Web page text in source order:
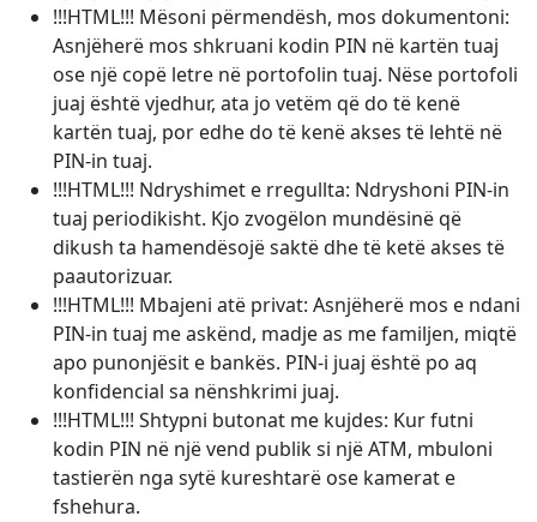
!!!HTML!!! Mësoni përmendësh, mos dokumentoni:
Asnjëherë mos shkruani kodin PIN në kartën tuaj
ose një copë letre në portofolin tuaj. Nëse portofoli
juaj është vjedhur, ata jo vetëm që do të kenë
kartën tuaj, por edhe do të kenë akses të lehtë në
PIN-in tuaj.
!!!HTML!!! Ndryshimet e rregullta: Ndryshoni PIN-in
tuaj periodikisht. Kjo zvogëlon mundësinë që
dikush ta hamendësojë saktë dhe të ketë akses të
paautorizuar.
!!!HTML!!! Mbajeni atë privat: Asnjëherë mos e ndani
PIN-in tuaj me askënd, madje as me familjen, miqtë
apo punonjësit e bankës. PIN-i juaj është po aq
konfidencial sa nënshkrimi juaj.
!!!HTML!!! Shtypni butonat me kujdes: Kur futni
kodin PIN në një vend publik si një ATM, mbuloni
tastierën nga sytë kureshtarë ose kamerat e
fshehura.